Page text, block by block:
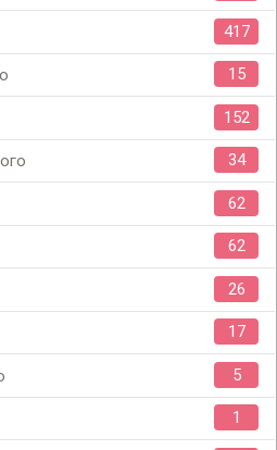
417
15
152
34
62
62
26
17
5
1